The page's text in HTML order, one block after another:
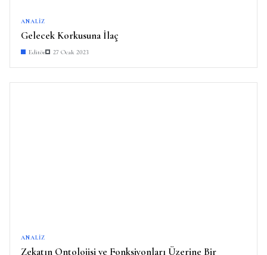
ANALIZ
Gelecek Korkusuna İlaç
Editör 27 Ocak 2023
ANALIZ
Zekatın Ontolojisi ve Fonksiyonları Üzerine Bir